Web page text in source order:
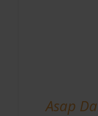
Asap